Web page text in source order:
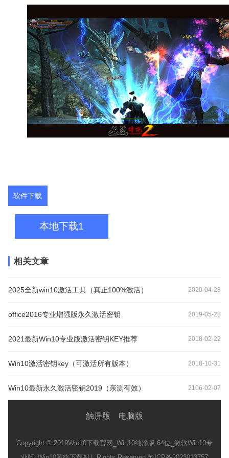
软件下载
本地下载1
相关文章
2025全新win10激活工具（真正100%激活） 2020-04-28
office2016专业增强版永久激活密钥 2019-05-28
2021最新Win10专业版激活密钥KEY推荐 2018-02-22
Win10激活密钥key（可激活所有版本） 2018-10-31
Win10最新永久激活密钥2019（亲测有效） 2106-02-07
触屏版 电脑版
Copyright © 2019Win10下载官网_Win10纯净版 64位_微软Win10专